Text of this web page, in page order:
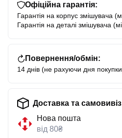
Офіційна гарантія:
Гарантія на корпус змішувача
Гарантія на деталі змішувача
Повернення/обмін:
14 днів (не рахуючи дня
Доставка та самовивіз
Нова пошта
від 80₴